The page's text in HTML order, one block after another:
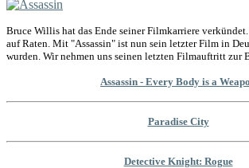
Bruce Willis hat das Ende seiner Filmkarriere
auf Raten. Mit "Assassin" ist nun sein letzter Film in
wurden. Wir nehmen uns seinen letzten Filmauftritt zur
Assassin - Every Body is a
Paradise City
Detective Knight: Rogue